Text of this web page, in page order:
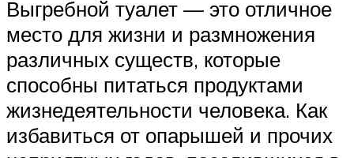
Выгребной туалет — это отличное
место для жизни и размножения
различных существ, которые
способны питаться продуктами
жизнедеятельности человека. Как
избавиться от опарышей и прочих